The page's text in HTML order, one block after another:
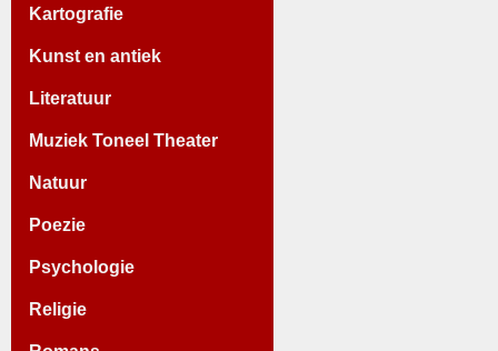
Kartografie
Kunst en antiek
Literatuur
Muziek Toneel Theater
Natuur
Poezie
Psychologie
Religie